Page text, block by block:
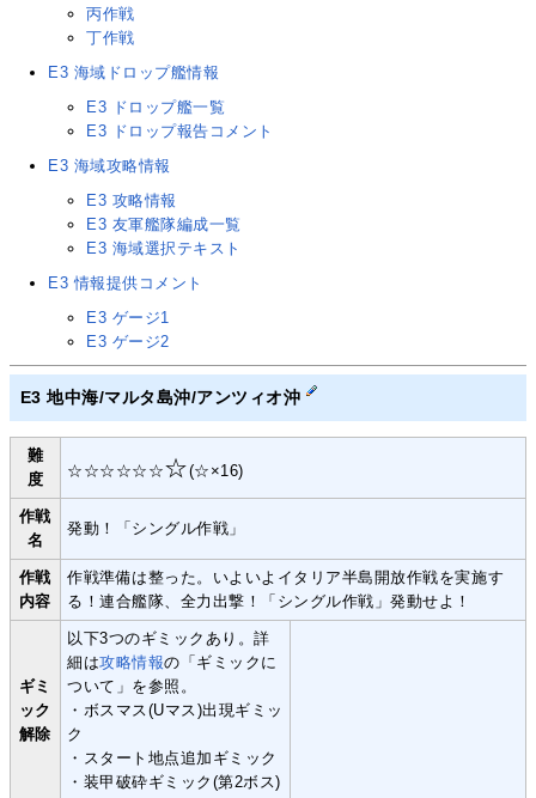
丙作戦
丁作戦
E3 海域ドロップ艦情報
E3 ドロップ艦一覧
E3 ドロップ報告コメント
E3 海域攻略情報
E3 攻略情報
E3 友軍艦隊編成一覧
E3 海域選択テキスト
E3 情報提供コメント
E3 ゲージ1
E3 ゲージ2
E3 地中海/マルタ島沖/アンツィオ沖
難
度
☆☆☆☆☆☆☆(☆×16)
作戦
名
発動！「シングル作戦」
作戦
内容
作戦準備は整った。いよいよイタリア半島開放作戦を実施す
る！連合艦隊、全力出撃！「シングル作戦」発動せよ！
ギミ
ック
解除
以下3つのギミックあり。詳
細は攻略情報の「ギミックに
ついて」を参照。
・ボスマス(Uマス)出現ギミッ
ク
・スタート地点追加ギミック
・装甲破砕ギミック(第2ボス)